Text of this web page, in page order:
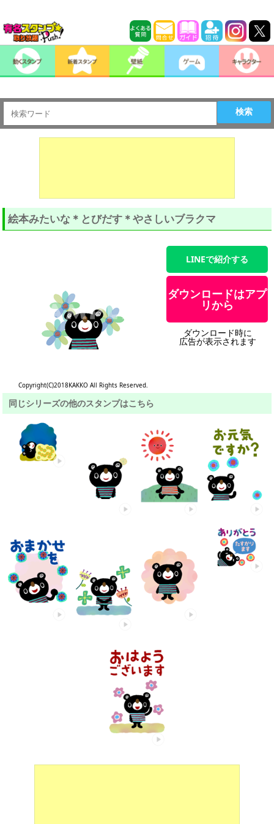
検索
絵本みたいな＊とびだす＊やさしいブラクマ
Copyright(C)2018KAKKO All Rights Reserved.
LINEで紹介する
ダウンロードはアプ
リから
ダウンロード時に
広告が表示されます
同じシリーズの他のスタンプはこちら